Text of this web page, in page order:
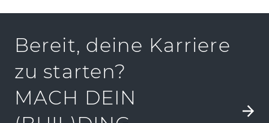
Bereit, deine Karriere
zu starten?
MACH DEIN